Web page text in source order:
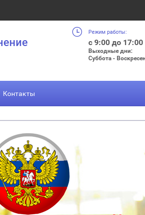
Режим работы:
с 9:00 до 17:00
Выходные дни:
Суббота -
Контакты